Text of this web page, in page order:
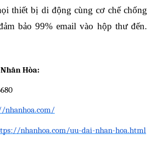
thiết bị di động cùng cơ chế chống
bảo 99% email vào hộp thư đến.
Hòa:
nhanhoa.com/
nhanhoa.com/uu-dai-nhan-hoa.html